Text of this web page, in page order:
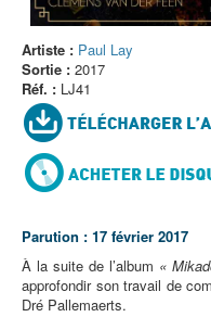
Artiste : Paul Lay
Sortie : 2017
Réf. : LJ41
Parution : 17 février 2017
À la suite de l’album «
approfondir son travail de
Dré Pallemaerts.